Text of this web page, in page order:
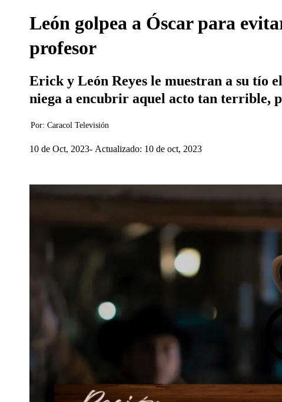
León golpea a Óscar para
profesor
Erick y León Reyes le muestran a su tío
niega a encubrir aquel acto tan terrible,
Por: Caracol Televisión
10 de Oct, 2023 Actualizado: 10 de oct, 2023